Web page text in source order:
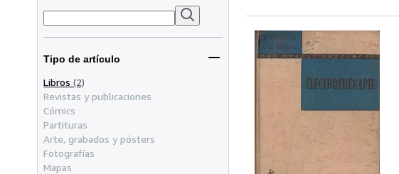
Tipo de artículo
Libros (2)
Revistas y publicaciones
Cómics
Partituras
Arte, grabados y pósters
Fotografías
Mapas